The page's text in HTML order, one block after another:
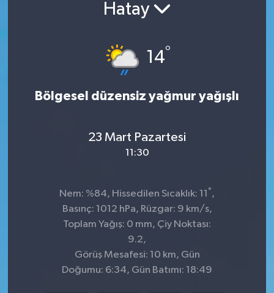
Hatay
14°
Bölgesel düzensiz yağmur yağışlı
23 Mart Pazartesi
11:30
Nem: %84, Hissedilen Sıcaklık: 11 ° ,
Basınç: 1012 hPa, Rüzgar: 9 km/s,
Toplam Yağış: 0 mm, Çiy Noktası:
9.2,
Görüş Mesafesi: 10 km, Gün
Doğumu: 6:34, Gün Batımı: 18:49